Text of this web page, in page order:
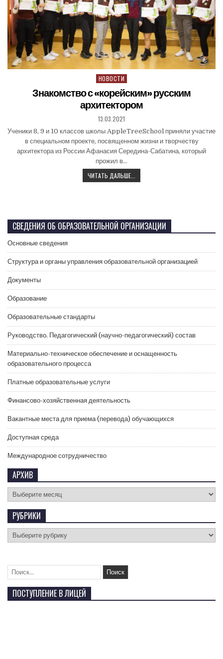
НОВОСТИ
Знакомство с «корейским» русским
архитектором
13.03.2021
Ученики 8, 9 и 10 классов школы AppleTreeSchool приняли участие
в специальном проекте, посвященном жизни и творчеству
архитектора из России Афанасия Середина-Сабатина, который
прожил в…
ЧИТАТЬ ДАЛЬШЕ...
СВЕДЕНИЯ ОБ ОБРАЗОВАТЕЛЬНОЙ ОРГАНИЗАЦИИ
Основные сведения
Структура и органы управления образовательной организацией
Документы
Образование
Образовательные стандарты
Руководство. Педагогический (научно-педагогический) состав
Материально-техническое обеспечение и оснащенность
образовательного процесса
Платные образовательные услуги
Финансово-хозяйственная деятельность
Вакантные места для приема (перевода) обучающихся
Доступная среда
Международное сотрудничество
АРХИВ
РУБРИКИ
ПОСТУПЛЕНИЕ В ЛИЦЕЙ